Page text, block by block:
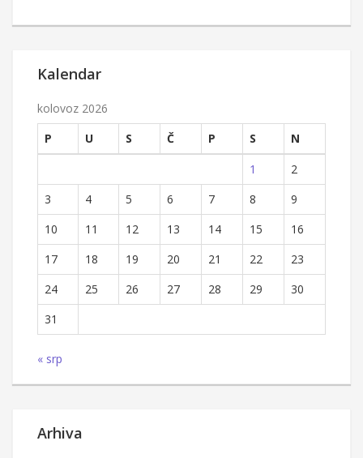
Kalendar
kolovoz 2026
P
U S Č P S
N
1
2
3
4 5 6 7 8
9
10
11 12 13 14 15
16
17
18 19 20 21 22
23
24
25 26 27 28 29
30
31
« srp
Arhiva